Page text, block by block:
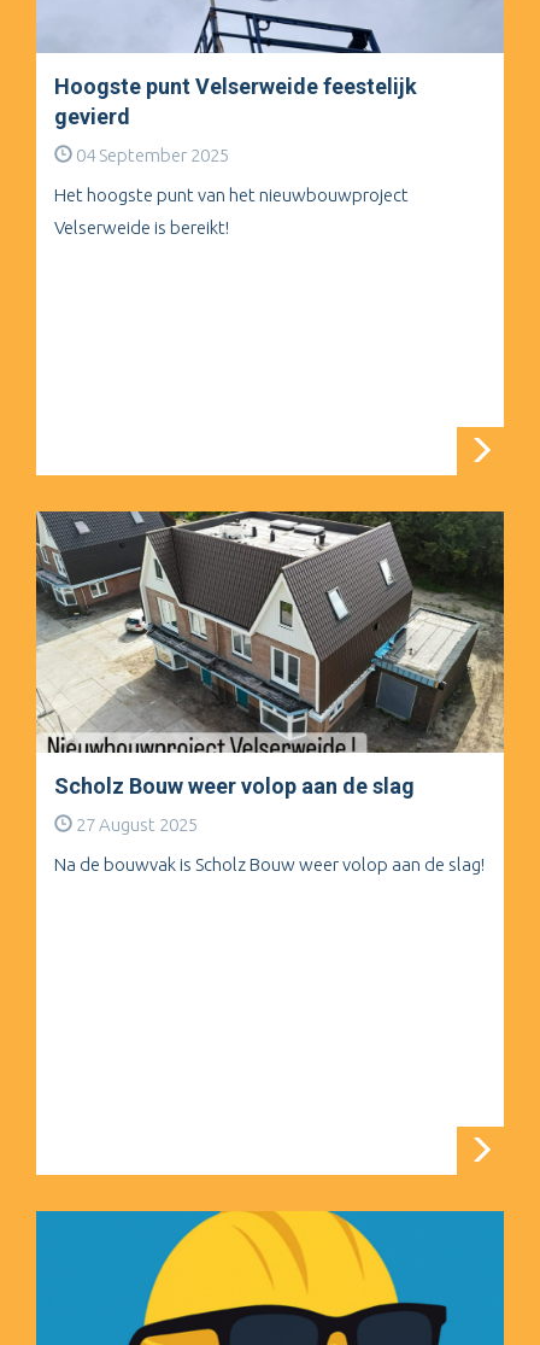
Hoogste punt Velserweide feestelijk
gevierd
04 September 2025
Het hoogste punt van het nieuwbouwproject
Velserweide is bereikt!
Scholz Bouw weer volop aan de slag
27 August 2025
Na de bouwvak is Scholz Bouw weer volop aan de slag!